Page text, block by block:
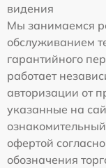
видения
Мы занимаемся
обслуживанием
гарантийного
работает
авторизации от
указанные на
офертой
обозначения